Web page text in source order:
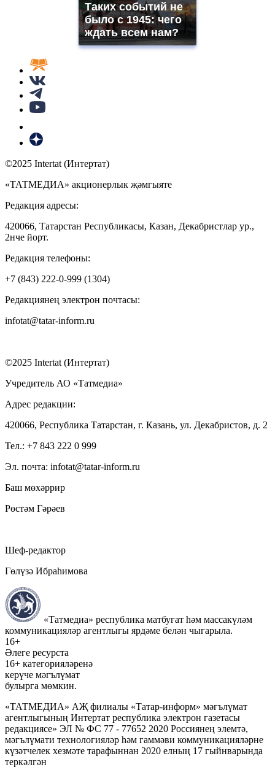
Таких событий не
было с 1945: чего
ждать всем нам?
©2025 Intertat (Интертат)
«ТАТМЕДИА» акционерлык җәмгыяте
Редакция адресы:
420066, Татарстан Республикасы, Казан, Декабристлар ур.,
2нче йорт.
Редакция телефоны:
+7 (843) 222-0-999 (1304)
Редакциянең электрон почтасы:
infotat@tatar-inform.ru
©2025 Intertat (Интертат)
Учредитель АО «Татмедиа»
Адрес редакции:
420066, Республика Татарстан, г. Казань, ул. Декабристов, д. 2
Тел.: +7 843 222 0 999
Эл. почта: infotat@tatar-inform.ru
Баш мөхәррир
Рөстәм Гәрәев
Шеф-редактор
Гөлүзә Ибраһимова
«Татмедиа» республика матбугат һәм массакүләм
коммуникацияләр агентлыгы ярдәме белән чыгарыла.
16+
Әлеге ресурста
16+ категорияләренә
керүче мәгълүмат
булырга мөмкин.
«ТАТМЕДИА» АҖ филиалы «Татар-информ» мәгълүмат
агентлыгының Интертат республика электрон газетасы
редакциясе» ЭЛ № ФС 77 - 77652 2020 Россиянең элемтә,
мәгълүмати технологияләр һәм гаммәви коммуникацияләрне
күзәтчелек хезмәте тарафыннан 2020 елның 17 гыйнварында
теркәлгән